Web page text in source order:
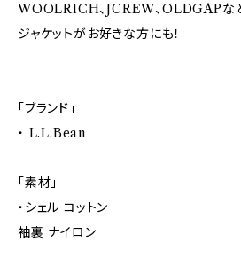
WOOLRICH、JCREW、OLDGAPな
ジャケットがお好きな方にも！
「ブランド」
・ L.L.Bean
「素材」
・シェル コットン
袖裏 ナイロン